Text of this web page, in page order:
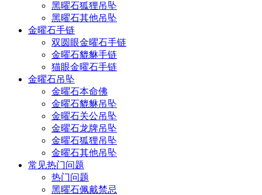
黑曜石狐狸吊坠
黑曜石其他吊坠
金曜石手链
双圆眼金曜石手链
金曜石貔貅手链
猫眼金曜石手链
金曜石吊坠
金曜石本命佛
金曜石貔貅吊坠
金曜石关公吊坠
金曜石龙牌吊坠
金曜石狐狸吊坠
金曜石其他吊坠
常见热门问题
热门问题
黑曜石佩戴禁忌